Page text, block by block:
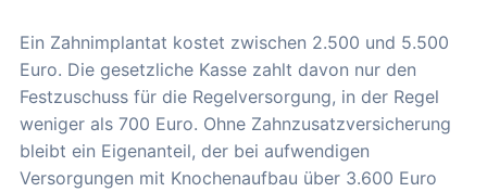
Ein Zahnimplantat kostet zwischen 2.500 und 5.500
Euro. Die gesetzliche Kasse zahlt davon nur den
Festzuschuss für die Regelversorgung, in der Regel
weniger als 700 Euro. Ohne Zahnzusatzversicherung
bleibt ein Eigenanteil, der bei aufwendigen
Versorgungen mit Knochenaufbau über 3.600 Euro